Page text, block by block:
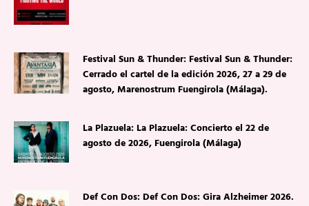
Festival Sun & Thunder: Festival Sun & Thunder:
Cerrado el cartel de la edición 2026, 27 a 29 de
agosto, Marenostrum Fuengirola (Málaga).
La Plazuela: La Plazuela: Concierto el 22 de
agosto de 2026, Fuengirola (Málaga)
Def Con Dos: Def Con Dos: Gira Alzheimer 2026.